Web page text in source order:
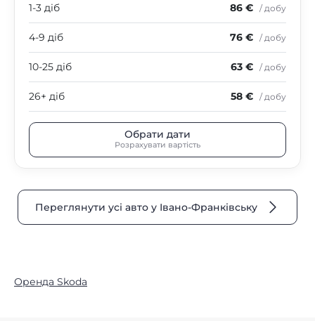
1-3 діб 86 € / добу
4-9 діб 76 € / добу
10-25 діб 63 € / добу
26+ діб 58 € / добу
Обрати дати
Розрахувати вартість
Переглянути усі авто у Івано-Франківську
Оренда Skoda